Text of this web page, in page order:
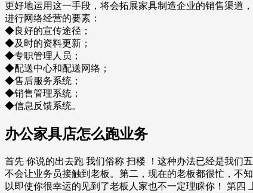
更好地运用这一手段，将会拓展家具制造企业的销售渠道
进行网络经营的要素：
◆良好的宣传途径；
◆及时的资料更新；
◆专职管理人员；
◆配送中心和配送网络；
◆售后服务系统；
◆销售管理系统；
◆信息反馈系统。
办公家具店怎么跑业务
首先 你说的出去跑 我们俗称 扫楼 ！这种办法已经是我们
不会让业务员接触到老板。第二，现在的老板都很忙，不
以即使你很幸运的见到了老板人家也不一定理睬你！ 第